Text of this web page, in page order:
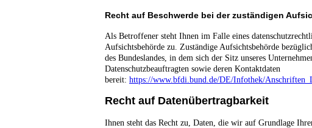
Recht auf Beschwerde bei der zuständigen
Als Betroffener steht Ihnen im Falle eines
Aufsichtsbehörde zu. Zuständige Aufsichtsbehörde
des Bundeslandes, in dem sich der Sitz unseres
Datenschutzbeauftragten sowie deren Kontaktdaten
bereit: https://www.bfdi.bund.de/DE/Infothek/
Recht auf Datenübertragbarkeit
Ihnen steht das Recht zu, Daten, die wir auf Grundlage